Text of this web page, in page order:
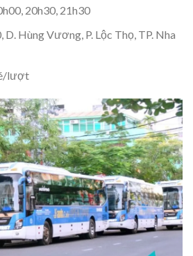
20h30, 21h30
D. Hùng Vương, P. Lộc Thọ, TP. Nha
lượt